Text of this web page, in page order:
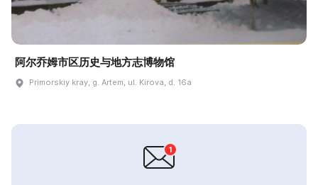
阿尔乔姆市区历史与地方志博物馆
Primorskiy kray, g. Artem, ul. Kirova, d. 16a